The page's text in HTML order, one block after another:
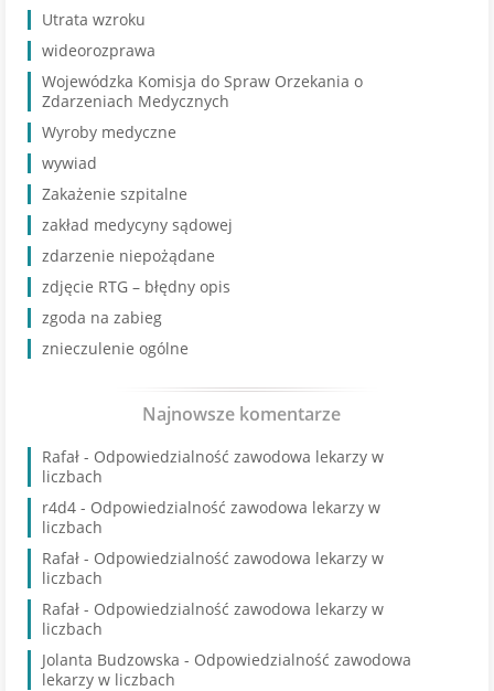
Utrata wzroku
wideorozprawa
Wojewódzka Komisja do Spraw Orzekania o
Zdarzeniach Medycznych
Wyroby medyczne
wywiad
Zakażenie szpitalne
zakład medycyny sądowej
zdarzenie niepożądane
zdjęcie RTG – błędny opis
zgoda na zabieg
znieczulenie ogólne
Najnowsze komentarze
Rafał - Odpowiedzialność zawodowa lekarzy w
liczbach
r4d4 - Odpowiedzialność zawodowa lekarzy w
liczbach
Rafał - Odpowiedzialność zawodowa lekarzy w
liczbach
Rafał - Odpowiedzialność zawodowa lekarzy w
liczbach
Jolanta Budzowska - Odpowiedzialność zawodowa
lekarzy w liczbach